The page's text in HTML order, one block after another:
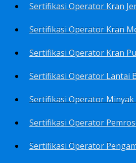
Sertifikasi Operator Minyak